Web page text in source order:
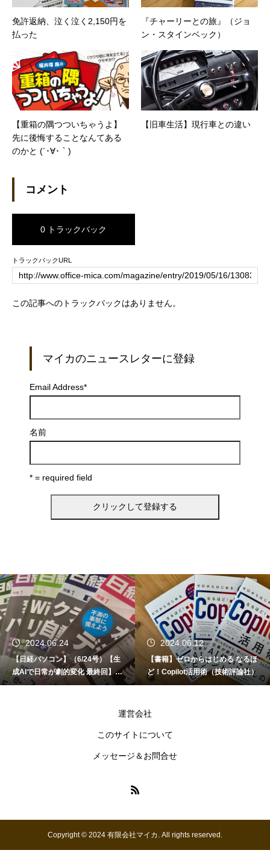
免許返納、泣く泣く2,150円を
払った
『チャーリーとの旅』（ジョ
ン・スタインベック）
【重箱の隅つついちゃうよ】
先に後悔することなんてある
のかと (´･∀･｀)
【旧車生活】現行車との違い
コメント
0 トラックバック
トラックバックURL
この記事へのトラックバックはありません。
マイカのニュースレターに登録
Email Address*
名前
* = required field
2024.06.24
【日経パソコン】（6/24号）【生
成AIで日常が劇的変化 最終回】 A
I時代のアプリケーション／サービ
2024.06.12
【書籍】ゼロからはじめる なるほ
ど！Copilot活用術（技術評論社）
運営会社
このサイトについて
メッセージ＆お問合せ
Copyright © 2024 有限会社マイカ. All rights reserved.